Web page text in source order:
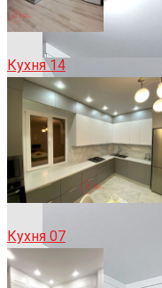
Кухня 14
Кухня 07